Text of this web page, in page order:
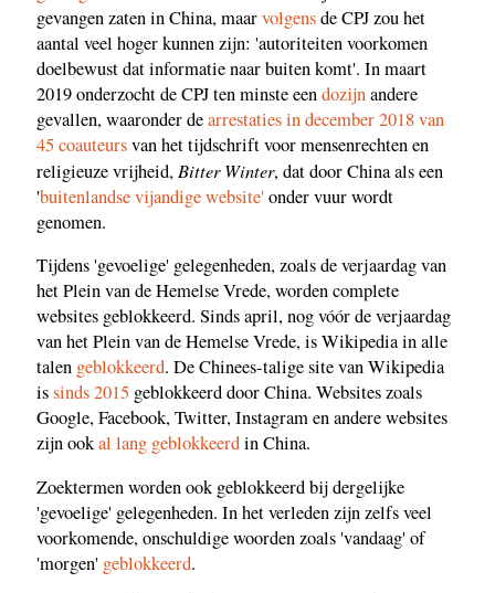
gevangen zaten in China, maarvolgensde CPJ zou het
aantal veel hoger kunnen zijn: 'autoriteiten voorkomen
doelbewust dat informatie naar buiten komt'. In maart
2019 onderzocht de CPJ ten minste eendozijnandere
gevallen, waaronder dearrestaties in december 2018 van
45 coauteursvan het tijdschrift voor mensenrechten en
religieuze vrijheid, Bitter Winter, dat door China als een
'buitenlandse vijandige website' onder vuur wordt
genomen.
Tijdens 'gevoelige' gelegenheden, zoals de verjaardag van
het Plein van de Hemelse Vrede, worden complete
websites geblokkeerd. Sinds april, nog vóór de verjaardag
van het Plein van de Hemelse Vrede, is Wikipedia in alle
talen geblokkeerd. De Chinees-talige site van Wikipedia
issinds 2015 geblokkeerd door China. Websites zoals
Google, Facebook, Twitter, Instagram en andere websites
zijn ookal lang geblokkeerdin China.
Zoektermen worden ook geblokkeerd bij dergelijke
'gevoelige' gelegenheden. In het verleden zijn zelfs veel
voorkomende, onschuldige woorden zoals 'vandaag' of
'morgen' geblokkeerd.